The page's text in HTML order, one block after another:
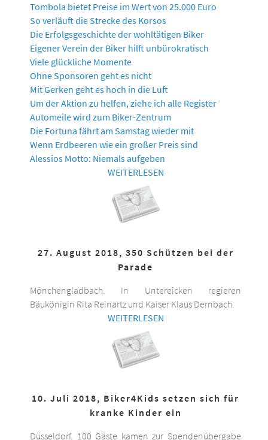
Tombola bietet Preise im Wert von 25.000 Euro
So verläuft die Strecke des Korsos
Die Erfolgsgeschichte der wohltätigen Biker
Eigener Verein der Biker hilft unbürokratisch
Viele glückliche Momente
Ohne Sponsoren geht es nicht
Mit Gerken geht es hoch in die Luft
Um der Aktion zu helfen, ziehe ich alle Register
Automeile wird zum Biker-Zentrum
Die Fortuna fährt am Samstag wieder mit
Wenn Erdbeeren wie ein großer Preis sind
Alessios Motto: Niemals aufgeben
WEITERLESEN
27. August 2018, 350 Schützen bei der
Parade
Mönchengladbach. In Untereicken regieren
Bäukönigin Rita Reinartz und Kaiser Klaus Dernbach.
WEITERLESEN
10. Juli 2018, Biker4Kids setzen sich für
kranke Kinder ein
Düsseldorf. 100 Gäste kamen zur Spendenübergabe